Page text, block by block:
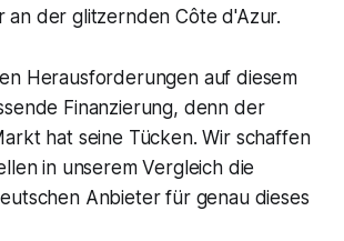
an der glitzernden Côte d'Azur.
Herausforderungen auf diesem
Finanzierung, denn der
hat seine Tücken. Wir schaffen
in unserem Vergleich die
Anbieter für genau dieses